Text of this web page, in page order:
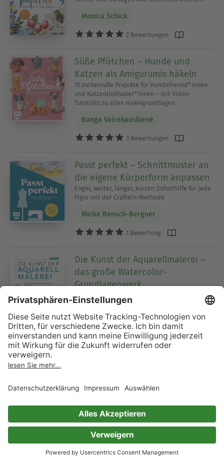
Monica Schick
2 Bewertungen
Süße Pfötchen – Hunde und
Katzen als Amigurumis häkeln
15 zuckersüße Projekte für Hundefreund*innen
und Katzenliebhaber*innen – mit Video-
Tutorials zu allen Häkelgrundlagen
Banga Vaicekauskienė
3 Bewertungen
Passt perfekt – Schnittmuster an
die eigene Körperform anpassen
Enger, weiter, länger, kürzer: Soforthilfe für jede
Figur mit der Crafteln-Methode
Meike Rensch-Bergner
1 Bewertung
Die Kunst der Aquarellmalerei –
das große Watercolor-
Grundlagenwerk
Beeindruckende Bilder malen – Alles zu Porträt,
Landschaft, Natur inkl. 2 Gutscheincodes für
Online-Workshops
Rabiyat Alieva
1 Bewertung
passende System für Ihr Haus,
Klimaschutz dank
energieeffizienter Planung
Das passende System für Ihr Haus | Haustechnik
für Sanierung und Neubau